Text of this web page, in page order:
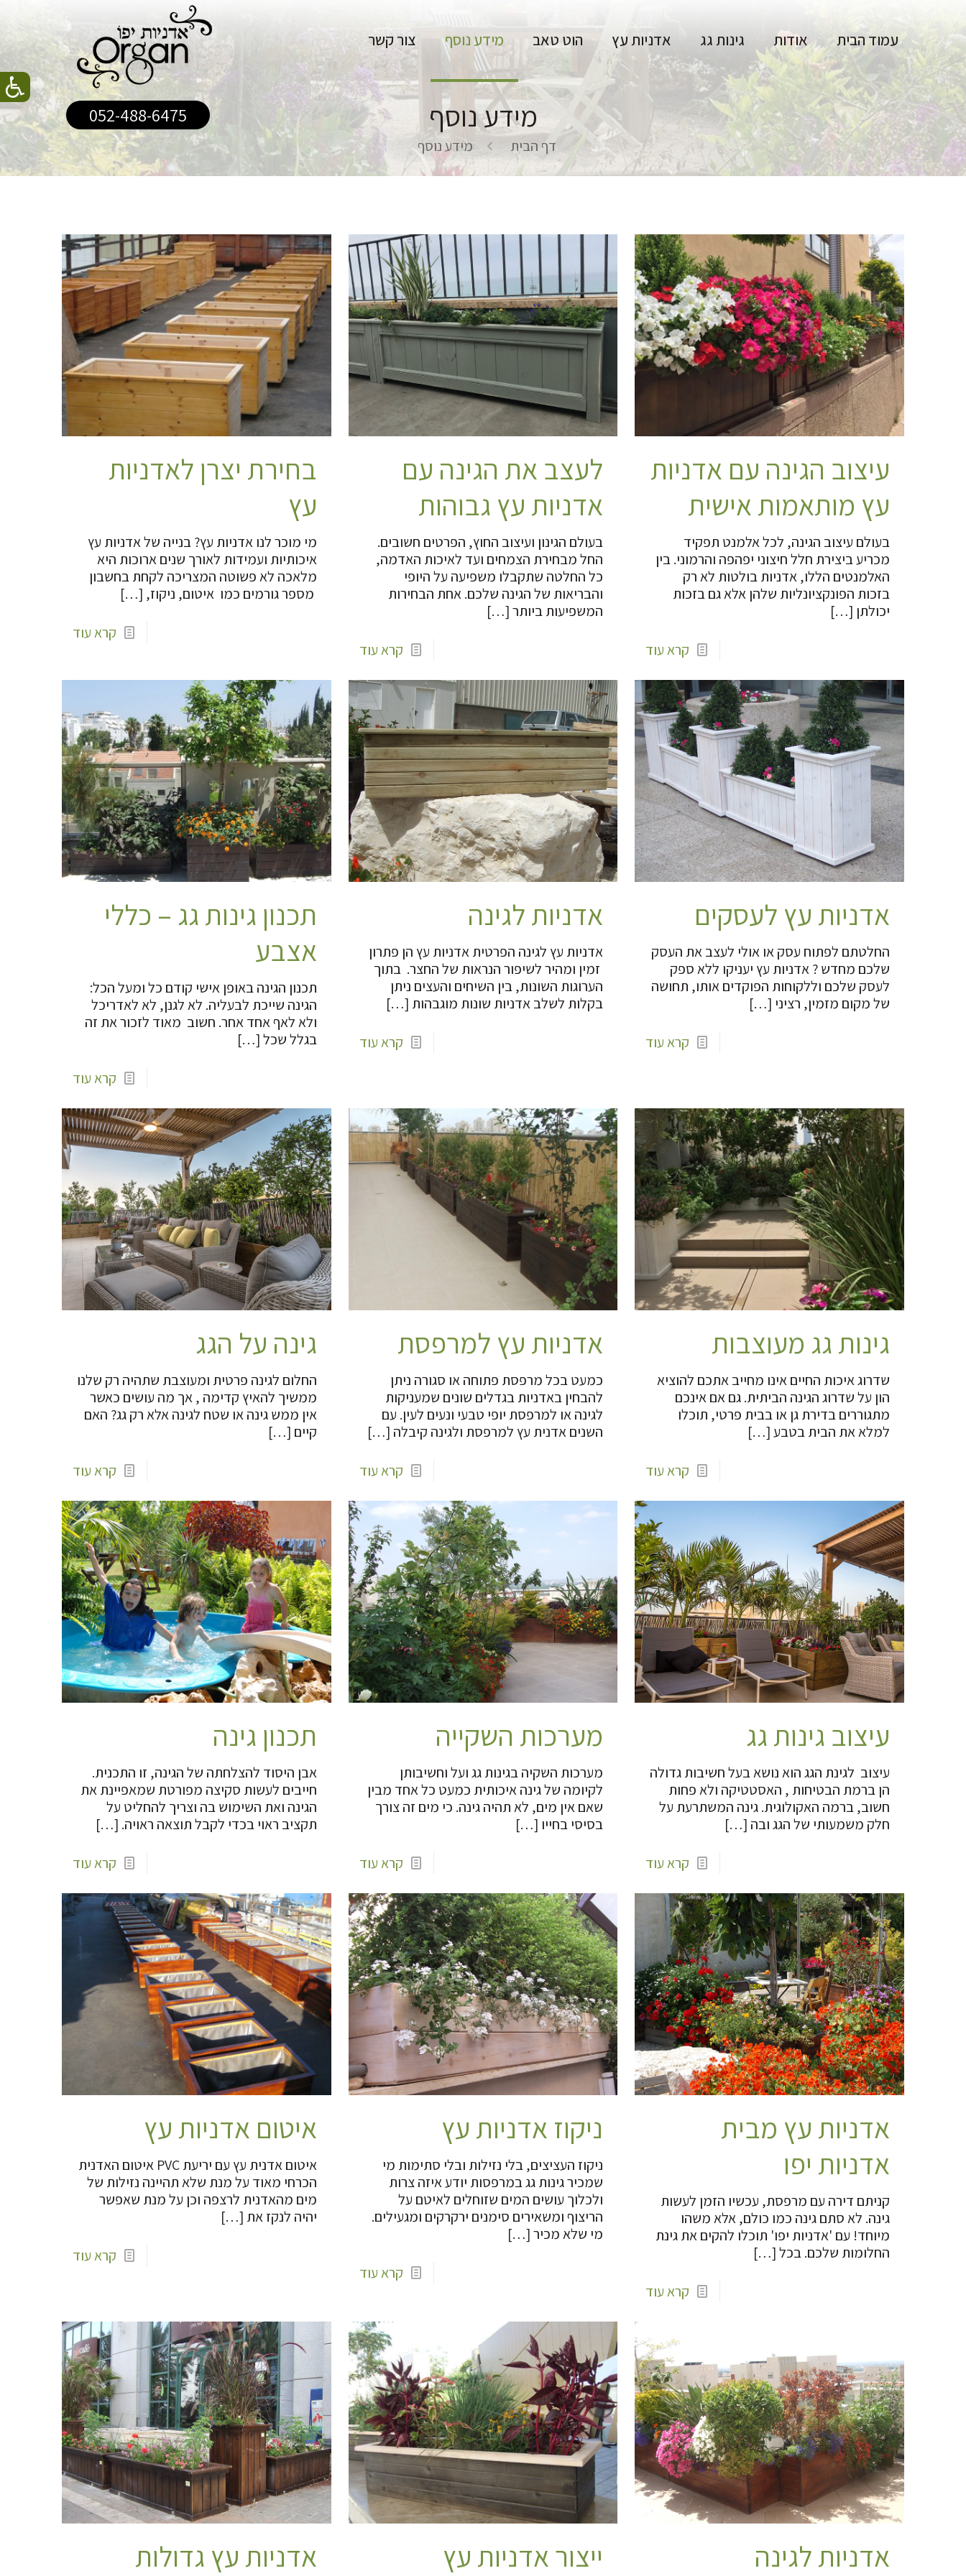
עמוד הבית אודות גינות גג אדניות עץ הוט טאב מידע נוסף צור קשר
052-488-6475 מידע נוסף
דף הבית מידע נוסף
עיצוב הגינה עם אדניות
עץ מותאמות אישית
בעולם עיצוב הגינה, לכל אלמנט תפקיד
מכריע ביצירת חלל חיצוני יפהפה והרמוני. בין
האלמנטים הללו, אדניות בולטות לא רק
בזכות הפונקציונליות שלהן אלא גם בזכות
יכולתן […]
קרא עוד
לעצב את הגינה עם
אדניות עץ גבוהות
בעולם הגינון ועיצוב החוץ, הפרטים חשובים.
החל מבחירת הצמחים ועד לאיכות האדמה,
כל החלטה שתקבלו משפיעה על היופי
והבריאות של הגינה שלכם. אחת הבחירות
המשפיעות ביותר[…]
קרא עוד
בחירת יצרן לאדניות
עץ
מי מוכר לנו אדניות עץ? בנייה של אדניות עץ
איכותיות ועמידות לאורך שנים ארוכות היא
מלאכה לא פשוטה המצריכה לקחת בחשבון
מספר גורמים כמו איטום, ניקוז, […]
קרא עוד
אדניות עץ לעסקים
החלטתם לפתוח עסק או אולי לעצב את העסק
שלכם מחדש ? אדניות עץ יעניקו ללא ספק
לעסק שלכם וללקוחות הפוקדים אותו, תחושה
של מקום מזמין, רציני […]
קרא עוד
אדניות לגינה
אדניות עץ לגינה הפרטית אדניות עץ הן פתרון
זמין ומהיר לשיפור הנראות של החצר. בתוך
הערוגות השונות, בין השיחים והעצים ניתן
בקלות לשלב אדניות שונות מוגבהות […]
קרא עוד
תכנון גינות גג – כללי
אצבע
תכנון הגינה באופן אישי קודם כל ומעל הכל:
הגינה שייכת לבעליה. לא לגנן, לא לאדריכל
ולא לאף אחד אחר. חשוב מאוד לזכור את זה
בגלל שכל[…]
קרא עוד
גינות גג מעוצבות
שדרוג איכות החיים אינו מחייב אתכם להוציא
הון על שדרוג הגינה הביתית. גם אם אינכם
מתגוררים בדירת גן או בבית פרטי, תוכלו
למלא את הבית בטבע[…]
קרא עוד
אדניות עץ למרפסת
כמעט בכל מרפסת פתוחה או סגורה ניתן
להבחין באדניות בגדלים שונים שמעניקות
לגינה או למרפסת יופי טבעי ונעים לעין. עם
השנים אדנית עץ למרפסת ולגינה קיבלה […]
קרא עוד
גינה על הגג
החלום לגינה פרטית ומעוצבת שתהיה רק שלנו
ממשיך להאיץ קדימה , אך מה עושים כאשר
אין ממש גינה או שטח לגינה אלא רק גג? האם
קיים […]
קרא עוד
עיצוב גינות גג
עיצוב לגינת הגג הוא נושא בעל חשיבות גדולה
הן ברמת הבטיחות , האסטטיקה ולא פחות
חשוב, ברמה האקולוגית. גינה המשתרעת על
חלק משמעותי של הגג ובה […]
קרא עוד
מערכות השקייה
מערכות השקיה בגינות גג ועל וחשיבותן
לקיומה של גינה איכותית כמעט כל אחד מבין
שאם אין מים, לא תהיה גינה. כי מים זה צורך
בסיסי בחייו […]
קרא עוד
תכנון גינה
אבן היסוד להצלחתה של הגינה, זו התכנית.
חייבים לעשות סקיצה מפורטת שמאפיינת את
הגינה ואת השימוש בה וצריך להחליט על
תקציב ראוי בכדי לקבל תוצאה ראויה. […]
קרא עוד
אדניות עץ מבית
אדניות יפו
קניתם דירה עם מרפסת, עכשיו הזמן לעשות
גינה. לא סתם גינה כמו כולם, אלא משהו
מיוחד! עם 'אדניות יפו' תוכלו להקים את גינת
החלומות שלכם. בכל[…]
קרא עוד
ניקוז אדניות עץ
ניקוז העציצים, בלי נזילות ובלי סתימות מי
שמכיר גינות גג במרפסות יודע איזה צרות
ולכלוך עושים המים שזוחלים לאיטם על
הריצוף ומשאירים סימנים ירקרקים ומגעילים.
מי שלא מכיר[…]
קרא עוד
איטום אדניות עץ
איטום אדנית עץ עם יריעת PVC איטום האדנית
הכרחי מאוד על מנת שלא תהיינה נזילות של
מים מהאדנית לרצפה וכן על מנת שאפשר
יהיה לנקז את […]
קרא עוד
אדניות לגינה ייצור אדניות עץ אדניות עץ גדולות